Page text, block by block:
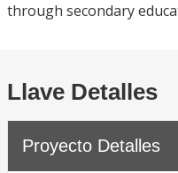
through secondary
Llave Detalles
Proyecto Detalles